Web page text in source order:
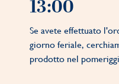
13:00
Se avete effettuato
giorno feriale,
prodotto nel